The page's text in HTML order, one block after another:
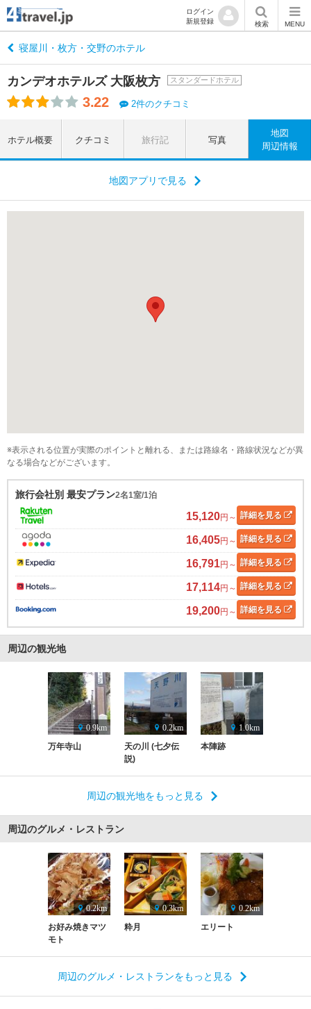
ログイン
新規登録
検索 MENU
寝屋川・枚方・交野のホテル
カンデオホテルズ 大阪枚方 スタンダードホテル
3.22 2件のクチコミ
ホテル概要 クチコミ 旅行記 写真
地図
周辺情報
地図アプリで見る
※表示される位置が実際のポイントと離れる、または路線名・路線状況などが異
なる場合などがございます。
旅行会社別 最安プラン2名1室/1泊
15,120円～ 詳細を見る
16,405円～ 詳細を見る
16,791円～ 詳細を見る
17,114円～ 詳細を見る
19,200円～ 詳細を見る
周辺の観光地
0.9km
万年寺山
0.2km
天の川 (七夕伝
説)
1.0km
本陣跡
周辺の観光地をもっと見る
周辺のグルメ・レストラン
0.2km
お好み焼きマツ
モト
0.3km
粋月
0.2km
エリート
周辺のグルメ・レストランをもっと見る